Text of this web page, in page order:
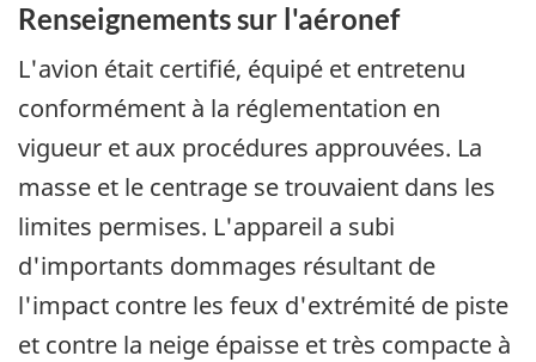
Renseignements sur l'aéronef
L'avion était certifié, équipé et entretenu
conformément à la réglementation en
vigueur et aux procédures approuvées. La
masse et le centrage se trouvaient dans les
limites permises. L'appareil a subi
d'importants dommages résultant de
l'impact contre les feux d'extrémité de piste
et contre la neige épaisse et très compacte à